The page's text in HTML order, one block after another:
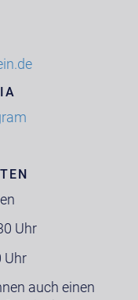
Uhr
Uhr
auch einen